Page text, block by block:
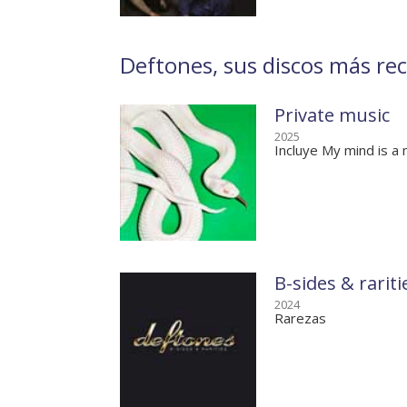
Deftones, sus discos más
Private music
2025
Incluye My mind is a
B-sides &
2024
Rarezas